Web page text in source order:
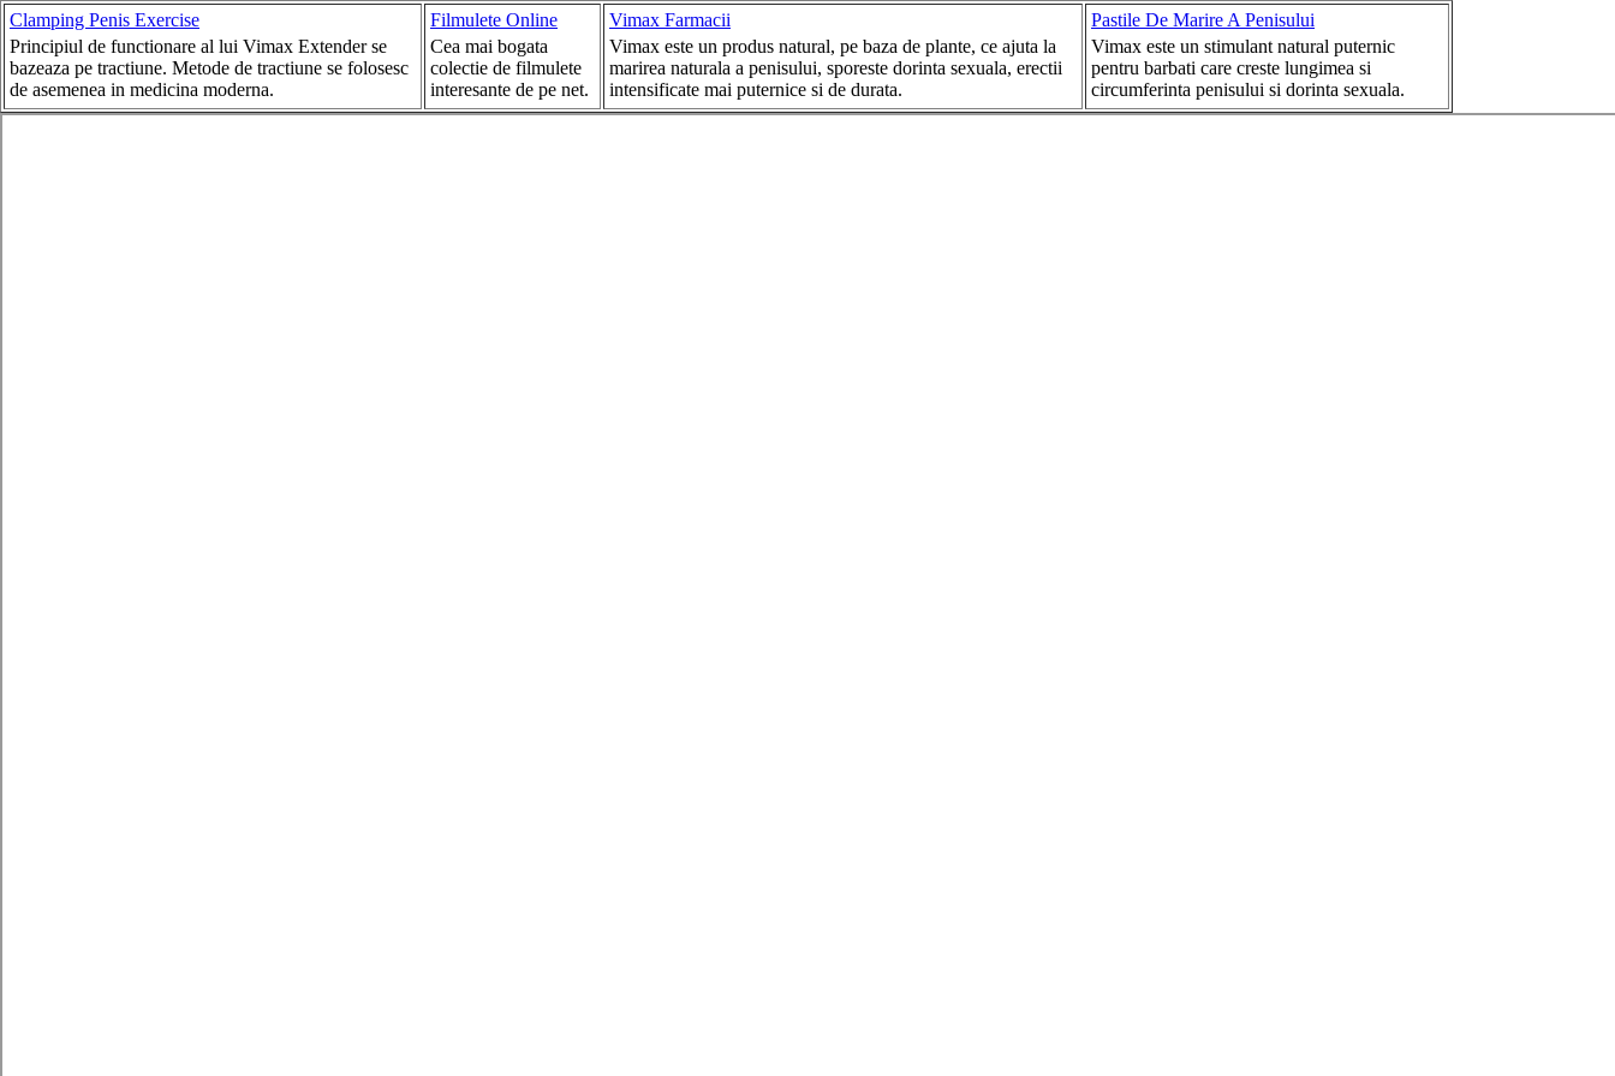
Clamping Penis Exercise
Principiul de functionare al lui Vimax Extender se
bazeaza pe tractiune. Metode de tractiune se folosesc
de asemenea in medicina moderna.
Filmulete Online
Cea mai bogata
colectie de filmulete
interesante de pe net.
Vimax Farmacii
Vimax este un produs natural, pe baza de plante, ce ajuta la
marirea naturala a penisului, sporeste dorinta sexuala, erectii
intensificate mai puternice si de durata.
Pastile De Marire A Penisului
Vimax este un stimulant natural puternic
pentru barbati care creste lungimea si
circumferinta penisului si dorinta sexuala.